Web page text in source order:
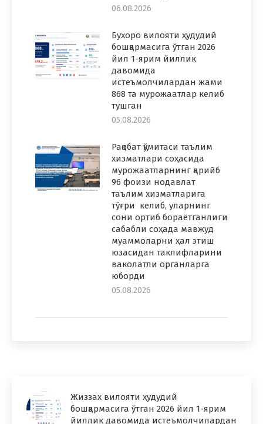
06.08.2026
Бухоро вилояти ҳудудий
бошқармасига ўтган 2026
йил 1-ярим йиллик
давомида
истеъмолчилардан жами
868 та мурожаатлар келиб
тушган
05.08.2026
Рақобат қўмитаси таълим
хизматлари соҳасида
мурожаатларнинг қарийб
96 фоизи нодавлат
таълим хизматларига
тўғри келиб, уларнинг
сони ортиб бораётганлиги
сабабли соҳада мавжуд
муаммоларни ҳал этиш
юзасидан таклифларини
ваколатли органларга
юборди
05.08.2026
Жиззах вилояти ҳудудий
бошқармасига ўтган 2026 йил 1-ярим
йиллик давомида истеъмолчилардан